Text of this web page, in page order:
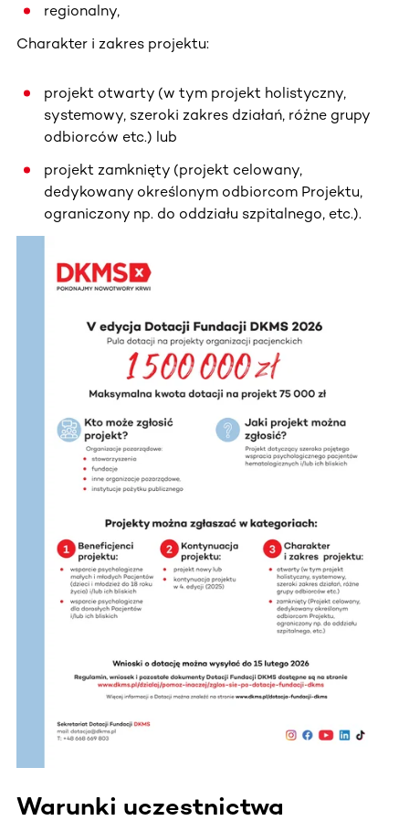
regionalny,
Charakter i zakres projektu:
projekt otwarty (w tym projekt holistyczny,
systemowy, szeroki zakres działań, różne grupy
odbiorców etc.) lub
projekt zamknięty (projekt celowany,
dedykowany określonym odbiorcom Projektu,
ograniczony np. do oddziału szpitalnego, etc.).
Warunki uczestnictwa